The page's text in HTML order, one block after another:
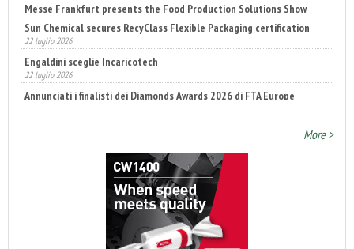
Sun Chemical secures RecyClass Flexible Packaging certification
22 luglio 2026
Engaldini sceglie Incaricotech
22 luglio 2026
Annunciati i finalisti dei Diamonds Awards 2026 di FTA Europe
14 luglio 2026
More >